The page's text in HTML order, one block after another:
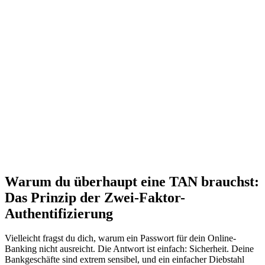
Warum du überhaupt eine TAN brauchst:
Das Prinzip der Zwei-Faktor-
Authentifizierung
Vielleicht fragst du dich, warum ein Passwort für dein Online-
Banking nicht ausreicht. Die Antwort ist einfach: Sicherheit. Deine
Bankgeschäfte sind extrem sensibel, und ein einfacher Diebstahl